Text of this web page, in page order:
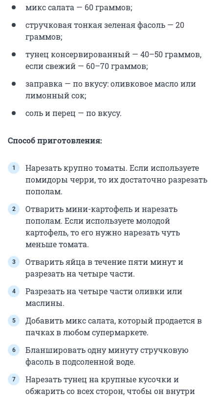
микс салата — 60 граммов;
стручковая тонкая зеленая фасоль — 20
граммов;
тунец консервированный — 40–50 граммов,
если свежий — 60–70 граммов;
заправка — по вкусу: оливковое масло или
лимонный сок;
соль и перец — по вкусу.
Способ приготовления:
Нарезать крупно томаты. Если используете
помидоры черри, то их достаточно разрезать
пополам.
Отварить мини-картофель и нарезать
пополам. Если используете молодой
картофель, то его нужно нарезать чуть
меньше томата.
Отварить яйца в течение пяти минут и
разрезать на четыре части.
Разрезать на четыре части оливки или
маслины.
Добавить микс салата, который продается в
пачках в любом супермаркете.
Бланшировать одну минуту стручковую
фасоль в подсоленной воде.
Нарезать тунец на крупные кусочки и
обжарить со всех сторон, чтобы он внутри